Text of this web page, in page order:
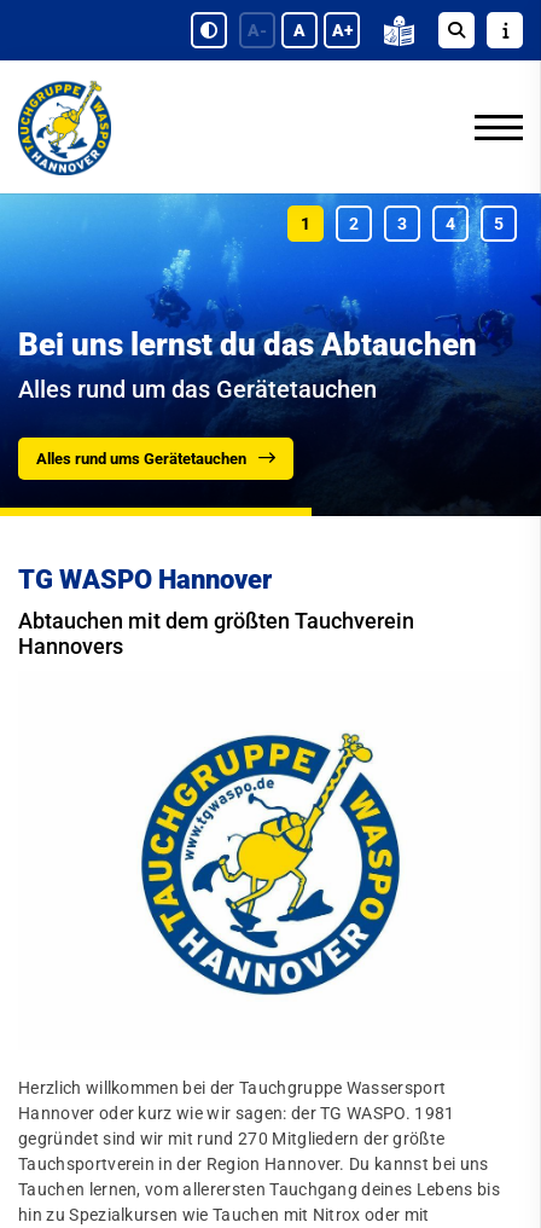
A- A A+
Bei uns lernst du das Abtauchen
Alles rund um das Gerätetauchen
Alles rund ums Gerätetauchen
TG WASPO Hannover
Abtauchen mit dem größten Tauchverein
Hannovers
Herzlich willkommen bei der Tauchgruppe Wassersport
Hannover oder kurz wie wir sagen: der TG WASPO. 1981
gegründet sind wir mit rund 270 Mitgliedern der größte
Tauchsportverein in der Region Hannover. Du kannst bei uns
Tauchen lernen, vom allerersten Tauchgang deines Lebens bis
hin zu Spezialkursen wie Tauchen mit Nitrox oder mit